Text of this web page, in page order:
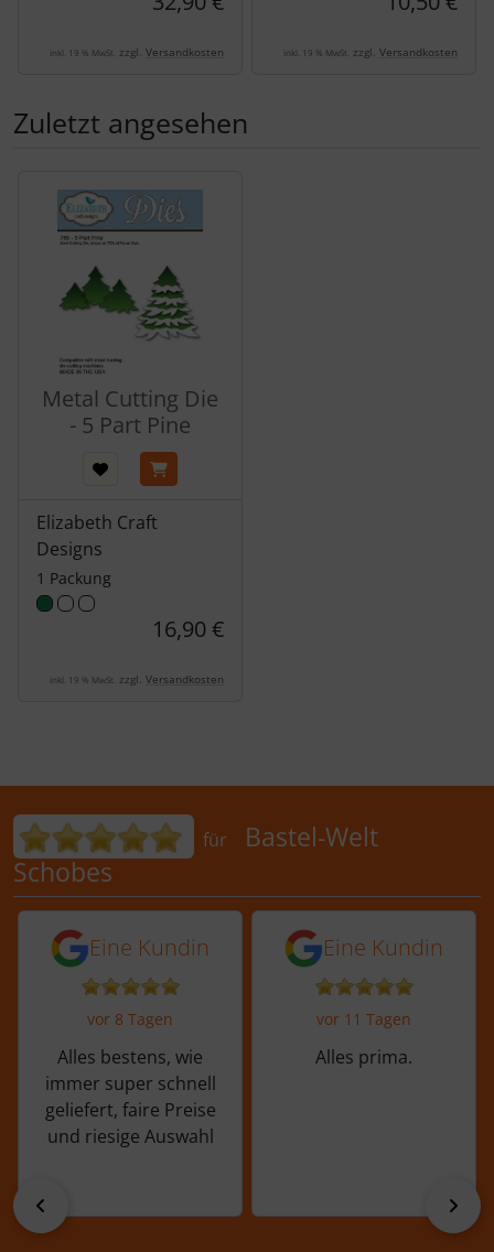
inkl. 19 % MwSt. zzgl. Versandkosten inkl. 19 % MwSt. zzgl. Versandkosten
Zuletzt angesehen
Metal Cutting Die
- 5 Part Pine
Elizabeth Craft
Designs
1 Packung
16,90 €
inkl. 19 % MwSt. zzgl. Versandkosten
Bewertungen für Bastel-Welt
für
Bastel-Welt
Schobes
5 von 5 Sternen von einer Kundin vor
Eine Kundin
vor 8 Tagen
Alles bestens, wie
immer super schnell
geliefert, faire Preise
und riesige Auswahl
5 von 5 Sternen
Eine Kundin
vor 11 Tagen
Alles prima.
vor